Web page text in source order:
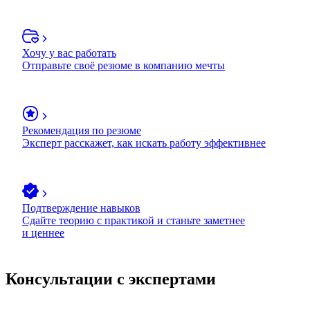
Хочу у вас работать
Отправьте своё резюме в компанию мечты
Рекомендация по резюме
Эксперт расскажет, как искать работу эффективнее
Подтверждение навыков
Сдайте теорию с практикой и станьте заметнее
и ценнее
Консультации с экспертами